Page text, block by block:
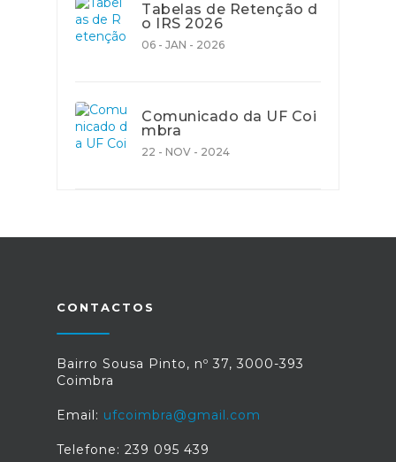
Tabelas de Retenção d
o IRS 2026
06 - JAN - 2026
Comunicado da UF Coi
mbra
22 - NOV - 2024
CONTACTOS
Bairro Sousa Pinto, nº 37, 3000-393
Coimbra
Email: ufcoimbra@gmail.com
Telefone: 239 095 439